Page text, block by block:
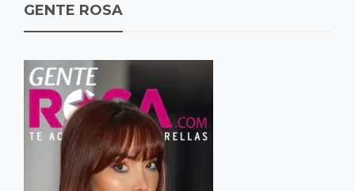
GENTE ROSA